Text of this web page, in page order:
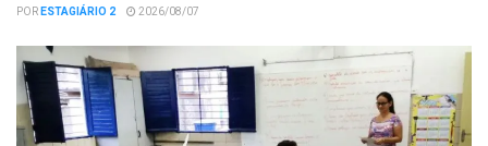
PORESTAGIÁRIO 2 2026/08/07